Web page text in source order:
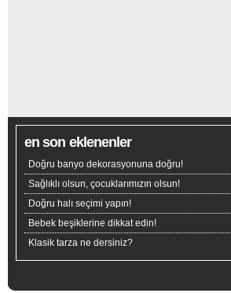
en son eklenenler
Doğru banyo dekorasyonuna doğru!
Sağlıklı olsun, çocuklarımızın olsun!
Doğru halı seçimi yapın!
Bebek beşiklerine dikkat edin!
Klasik tarza ne dersiniz?